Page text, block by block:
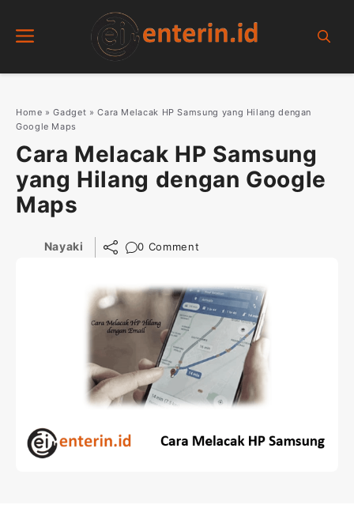
Menu
Home »Gadget »Cara Melacak HP Samsung yang Hilang dengan
Google Maps
Cara Melacak HP Samsung
yang Hilang dengan Google
Maps
Nayaki 0 Comment